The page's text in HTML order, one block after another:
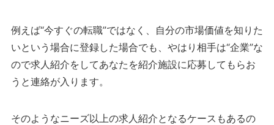
例えば“今すぐの転職”ではなく、自分の市場価値を知りた
いという場合に登録した場合でも、やはり相手は“企業”な
ので求人紹介をしてあなたを紹介施設に応募してもらお
うと連絡が入ります。
そのようなニーズ以上の求人紹介となるケースもあるの